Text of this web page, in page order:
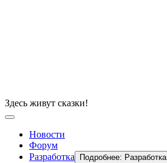
Здесь живут сказки!
Новости
Форум
Разработка
Подробнее: Разработка